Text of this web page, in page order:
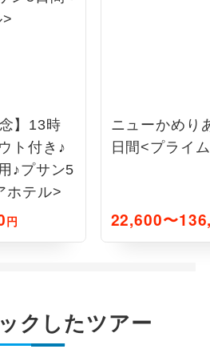
】13時
ト付き♪
♪プサン5
ホテル>
円
ニューかめり
日間<プライ
22,600〜
クしたツアー